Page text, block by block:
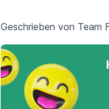
Geschrieben von Team